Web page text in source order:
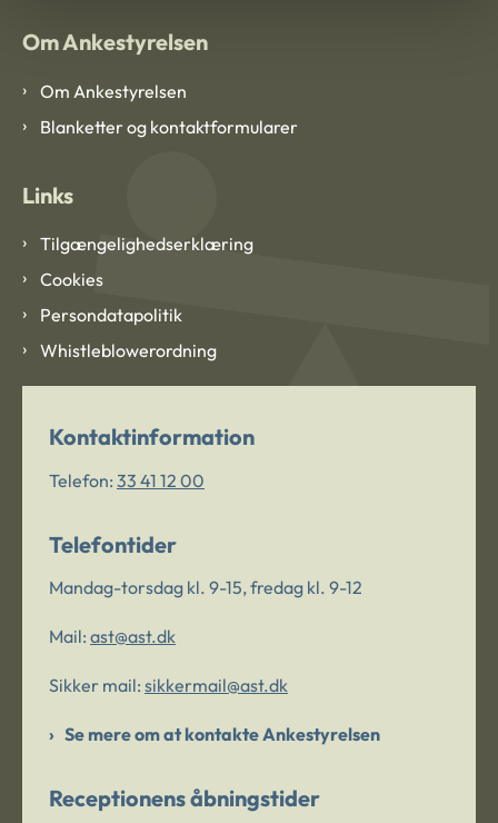
Om Ankestyrelsen
Om Ankestyrelsen
Blanketter og kontaktformularer
Links
Tilgængelighedserklæring
Cookies
Persondatapolitik
Whistleblowerordning
Kontaktinformation
Telefon: 33 41 12 00
Telefontider
Mandag-torsdag kl. 9-15, fredag kl. 9-12
Mail: ast@ast.dk
Sikker mail: sikkermail@ast.dk
Se mere om at kontakte Ankestyrelsen
Receptionens åbningstider